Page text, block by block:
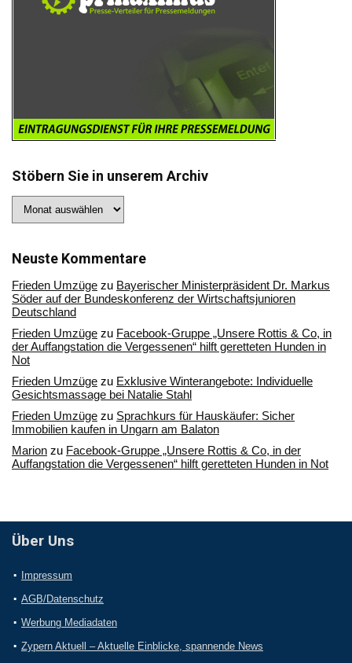
Stöbern Sie in unserem Archiv
Sie
Archiv
Neuste Kommentare
Frieden Umzüge zu Bayerischer Ministerpräsident Dr. Markus
Söder auf der Bundeskonferenz der Wirtschaftsjunioren
Deutschland
Frieden Umzüge zu Facebook-Gruppe „Unsere Rottis & Co, in
der Auffangstation die Vergessenen“ hilft geretteten Hunden in
Not
Frieden Umzüge zu Exklusive Winterangebote: Individuelle
Gesichtsmassage bei Natalie Stahl
Frieden Umzüge zu Sprachkurs für Hauskäufer: Sicher
Immobilien kaufen in Ungarn am Balaton
Marion zu Facebook-Gruppe „Unsere Rottis & Co, in der
Auffangstation die Vergessenen“ hilft geretteten Hunden in Not
Über Uns
Impressum
AGB/Datenschutz
Werbung Mediadaten
Zypern Aktuell – Aktuelle Einblicke, spannende News